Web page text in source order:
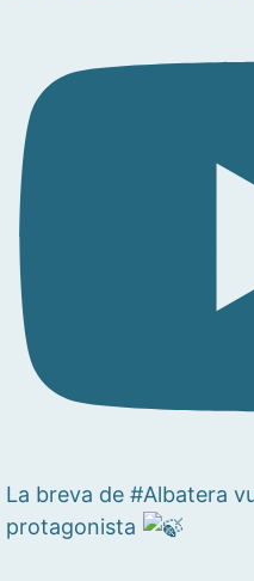
La breva de #Albatera
protagonista